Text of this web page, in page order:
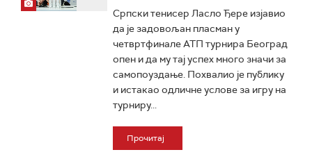
Српски тенисер Ласло Ђере изјавио
да је задовољан пласман у
четвртфинале АТП турнира Београд
опен и да му тај успех много значи за
самопоуздање. Похвалио је публику
и истакао одличне услове за игру на
турниру...
Прочитај